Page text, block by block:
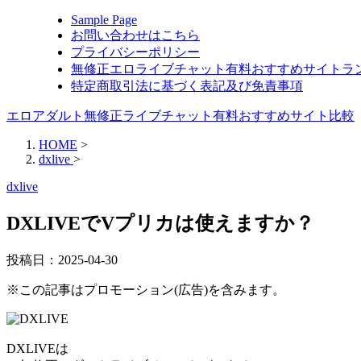
Sample Page
お問い合わせはこちら
プライバシーポリシー
無修正エロライブチャット有料おすすめサイトラ
特定商取引法に基づく表記及び免責事項
エロアダルト無修正ライブチャット有料おすすめサイト比較
HOME >
dxlive >
dxlive
DXLIVEでVプリカは使えますか？
投稿日： 2025-04-30
※この記事はプロモーション(広告)を含みます。
DXLIVEは